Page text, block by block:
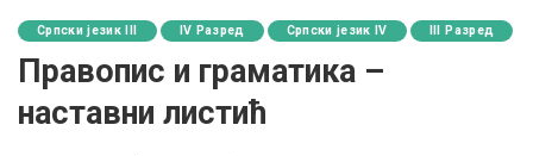
Српски језик III IV Разред Српски језик IV III Разред
Правопис и граматика –
наставни листић